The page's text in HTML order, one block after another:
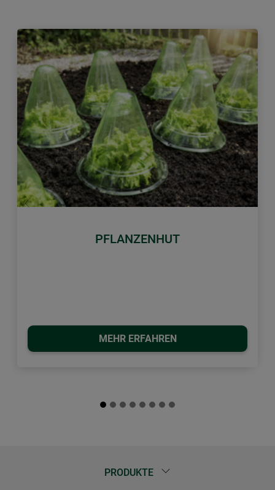
PFLANZENHUT
MEHR ERFAHREN
Zurück Weiter
PRODUKTE